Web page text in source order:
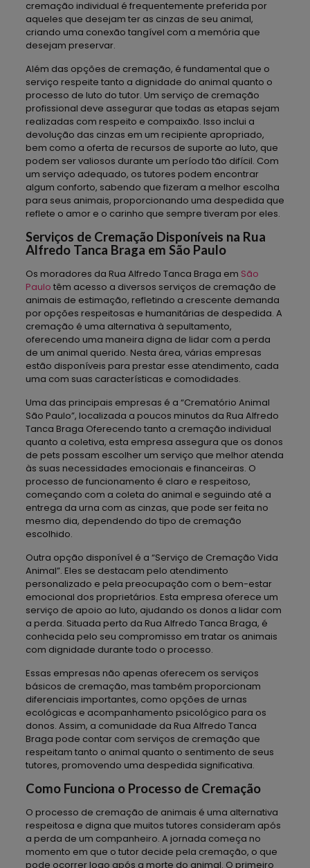
cremação individual é frequentemente preferida por
aqueles que desejam ter as cinzas de seu animal,
criando uma conexão tangível com a memória que
desejam preservar.
Além das opções de cremação, é fundamental que o
serviço respeite tanto a dignidade do animal quanto o
processo de luto do tutor. Um serviço de cremação
profissional deve assegurar que todas as etapas sejam
realizadas com respeito e compaixão. Isso inclui a
devolução das cinzas em um recipiente apropriado,
bem como a oferta de recursos de suporte ao luto, que
podem ser valiosos durante um período tão difícil. Com
um serviço adequado, os tutores podem encontrar
algum conforto, sabendo que fizeram a melhor escolha
para seus animais, proporcionando uma despedida que
reflete o amor e o carinho que sempre tiveram por eles.
Serviços de Cremação Disponíveis na Rua
Alfredo Tanca Braga em São Paulo
Os moradores da Rua Alfredo Tanca Braga em São
Paulo têm acesso a diversos serviços de cremação de
animais de estimação, refletindo a crescente demanda
por opções respeitosas e humanitárias de despedida. A
cremação é uma alternativa à sepultamento,
oferecendo uma maneira digna de lidar com a perda
de um animal querido. Nesta área, várias empresas
estão disponíveis para prestar esse atendimento, cada
uma com suas características e comodidades.
Uma das principais empresas é a “Crematório Animal
São Paulo”, localizada a poucos minutos da Rua Alfredo
Tanca Braga Oferecendo tanto a cremação individual
quanto a coletiva, esta empresa assegura que os donos
de pets possam escolher um serviço que melhor atenda
às suas necessidades emocionais e financeiras. O
processo de funcionamento é claro e respeitoso,
começando com a coleta do animal e seguindo até a
entrega da urna com as cinzas, que pode ser feita no
mesmo dia, dependendo do tipo de cremação
escolhido.
Outra opção disponível é a “Serviço de Cremação Vida
Animal”. Eles se destacam pelo atendimento
personalizado e pela preocupação com o bem-estar
emocional dos proprietários. Esta empresa oferece um
serviço de apoio ao luto, ajudando os donos a lidar com
a perda. Situada perto da Rua Alfredo Tanca Braga, é
conhecida pelo seu compromisso em tratar os animais
com dignidade durante todo o processo.
Essas empresas não apenas oferecem os serviços
básicos de cremação, mas também proporcionam
diferenciais importantes, como opções de urnas
ecológicas e acompanhamento psicológico para os
donos. Assim, a comunidade da Rua Alfredo Tanca
Braga pode contar com serviços de cremação que
respeitam tanto o animal quanto o sentimento de seus
tutores, promovendo uma despedida significativa.
Como Funciona o Processo de Cremação
O processo de cremação de animais é uma alternativa
respeitosa e digna que muitos tutores consideram após
a perda de um companheiro. A jornada começa no
momento em que o tutor decide pela cremação, o que
pode ocorrer logo após a morte do animal. O primeiro